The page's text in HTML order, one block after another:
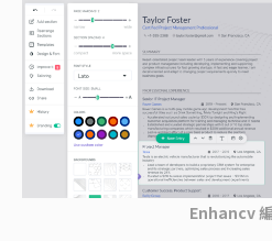
Enhancv